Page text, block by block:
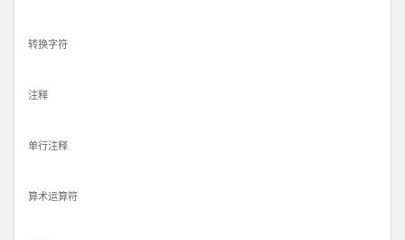
转换字符
注释
单行注释
算术运算符